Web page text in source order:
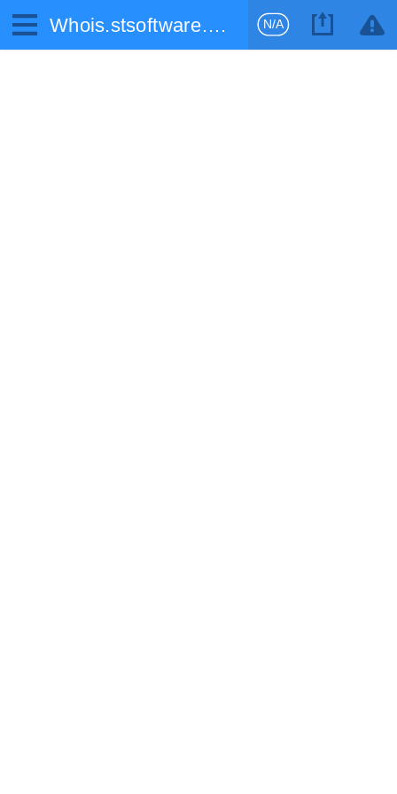
Whois.stsoftware.biz N/A